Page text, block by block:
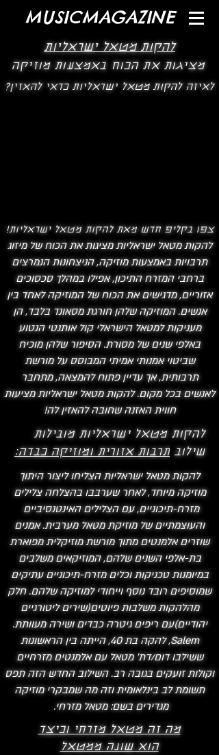
MUSICMAGAZINE
להקות מטאל ישראליות
מציגות את הכוח באמצעות מוזיקה
לאיזה להקות מטאל ישראליות כדאי להאזין?
צפו בקליפ חדש מאת להקות מטאל ישראליות!
להקות מטאל ישראליות מציגות את הכוח של מיזוג
תרבויות באמצעות מוזיקה, הניצחונות הנמרצים
ברחבי המזרח התיכון, אפילו במהלך סכסוכים
אזוריים, מדגישים את הכוח של המוזיקה לאחד בין
אנשים. המוזיקה שלהן חורגת מסאונד בלבד, הן
מעניקות למטאל הישראלי קול אותנטי הנטוע
באלפי שנים של מסורת. הסיפור שלהן מוכיח
שביטוי אמנותי אמיתי המבוסס על מורשת
תרבותית, אך עדיין פתוח להמצאה, מתחבר
לאנשים בכל מקום. להקות מטאל ישראליות מציעות
חווית האזנה שחובה להאזין לה!
להקות מטאל ישראליות מובילות
שילוב תרבות אזורית ומוזיקה כבדה:
להקות מטאל ישראליות הצליחו ליצור היתוך
מוזיקה מיוחד, לאחר שערבבו בהצלחה צלילים
מזרח-תיכוניים, עם הצלילים האינטנסיביים
והעוצמתיים של מוזיקת מטאל מערבית. אמנים
שוזרים אלמנטים מתוך מורשת מוזיקלית מפוארת
בת-אלפי השנים שלהם, המוזיקאים משלבים
במיומנות טכניקות וכלים מזרח-תיכוניים עתיקים
שמוסיפים רובד נוסף וייחודי למוזיקה שלהם. חלק
מהלהקות משלבות פיוטים(שירים ליטורגיים
יהודיים)עם ריפים גיטרה כבדים ושירה מעוותת.
Salem, להקה בת 40, הייתה בין הראשונות
ששילבו דום/דת' מטאל עם אלמנטים מזרחיים
וקולות זועקים בגובה רב. השילוב החדש הזה תפס
תשומת לב בינלאומית וזה מה שמבקרי מוזיקה
מגדירים בשם: מטאל מזרחי.
מה זה מטאל מזרחי וכיצד
הוא שונה ממטאל